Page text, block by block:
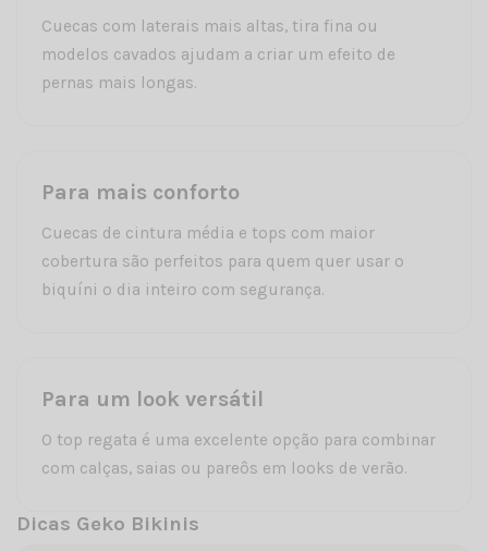
Cuecas com laterais mais altas, tira fina ou
modelos cavados ajudam a criar um efeito de
pernas mais longas.
Para mais conforto
Cuecas de cintura média e tops com maior
cobertura são perfeitos para quem quer usar o
biquíni o dia inteiro com segurança.
Para um look versátil
O top regata é uma excelente opção para combinar
com calças, saias ou pareôs em looks de verão.
Dicas Geko Bikinis